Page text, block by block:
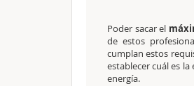
Poder sacar el
de estos
cumplan estos
establecer cuál es
energía.